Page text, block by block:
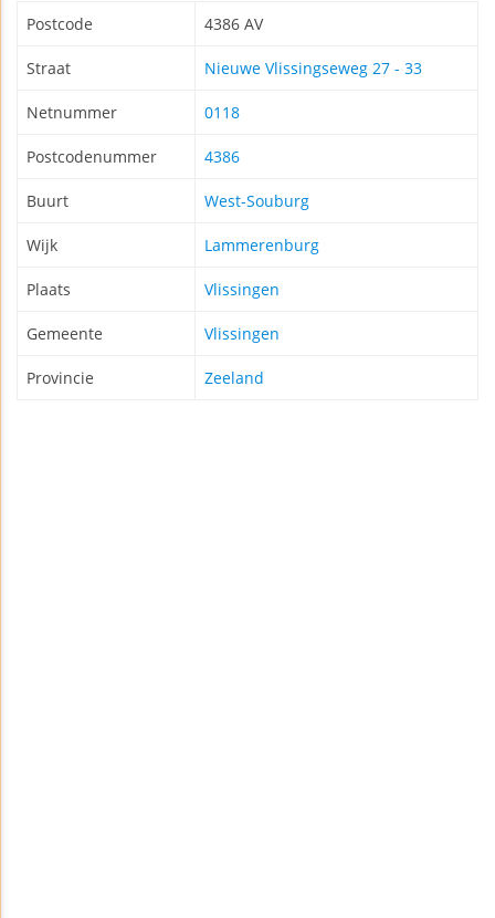
Postcode 4386 AV
Straat Nieuwe Vlissingseweg 27 - 33
Netnummer 0118
Postcodenummer 4386
Buurt West-Souburg
Wijk Lammerenburg
Plaats Vlissingen
Gemeente Vlissingen
Provincie Zeeland